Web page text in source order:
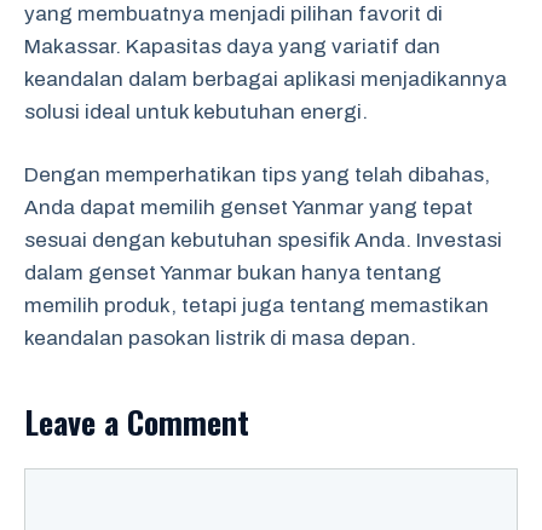
yang membuatnya menjadi pilihan favorit di
Makassar. Kapasitas daya yang variatif dan
keandalan dalam berbagai aplikasi menjadikannya
solusi ideal untuk kebutuhan energi.
Dengan memperhatikan tips yang telah dibahas,
Anda dapat memilih genset Yanmar yang tepat
sesuai dengan kebutuhan spesifik Anda. Investasi
dalam genset Yanmar bukan hanya tentang
memilih produk, tetapi juga tentang memastikan
keandalan pasokan listrik di masa depan.
Leave a Comment